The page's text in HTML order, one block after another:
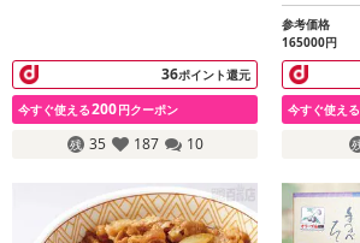
36ポイント還元
今すぐ使える200円クーポン
35 187 10
参考価格
165000円
今すぐ使える